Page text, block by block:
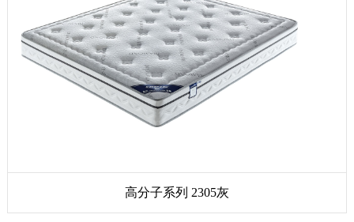
高分子系列 2305灰